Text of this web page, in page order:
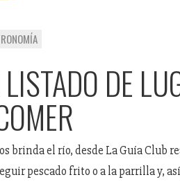
DE
brinda el río, desde La Guía Club
pescado frito o a la parrilla y,